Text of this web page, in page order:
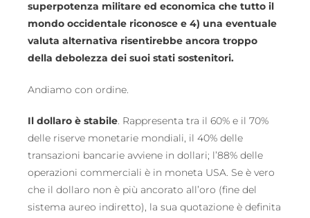
superpotenza militare ed economica che tutto il
mondo occidentale riconosce e 4) una eventuale
valuta alternativa risentirebbe ancora troppo
della debolezza dei suoi stati sostenitori.
Andiamo con ordine.
Il dollaro è stabile . Rappresenta tra il 60% e il 70%
delle riserve monetarie mondiali, il 40% delle
transazioni bancarie avviene in dollari; l’88% delle
operazioni commerciali è in moneta USA. Se è vero
che il dollaro non è più ancorato all’oro (fine del
sistema aureo indiretto), la sua quotazione è definita